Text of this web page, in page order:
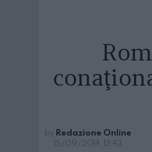
by Redazione Online
15/09/2014, 13:43